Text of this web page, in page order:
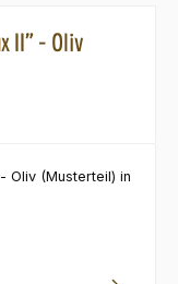
II" - Oliv